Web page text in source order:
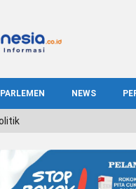
PARLEMEN NEWS